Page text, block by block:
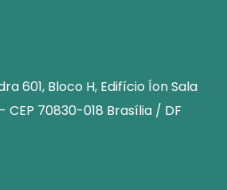
601, Bloco H, Edifício Íon Sala
70830-018 Brasília / DF